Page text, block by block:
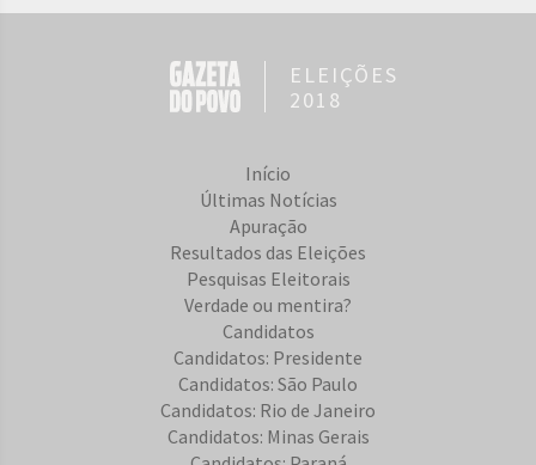
ELEIÇÕES
2018
Início
Últimas Notícias
Apuração
Resultados das Eleições
Pesquisas Eleitorais
Verdade ou mentira?
Candidatos
Candidatos: Presidente
Candidatos: São Paulo
Candidatos: Rio de Janeiro
Candidatos: Minas Gerais